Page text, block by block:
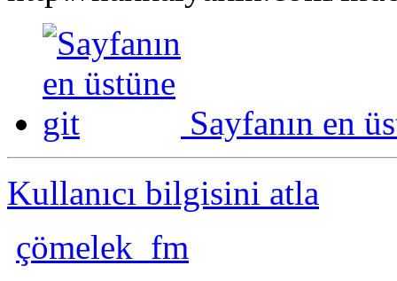
Sayfanın en
Kullanıcı bilgisini atla
çömelek_fm